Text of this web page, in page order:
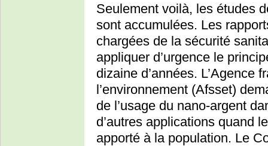
Seulement voilà, les études
sont accumulées. Les
chargées de la sécurité
appliquer d’urgence le
dizaine d’années. L’Agence
l’environnement (Afsset)
de l’usage du nano-argent
d’autres applications quand
apporté à la population. Le